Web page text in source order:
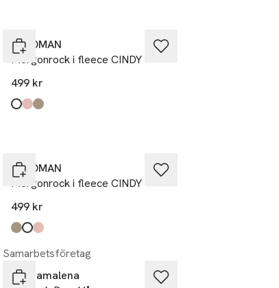
Å WOMAN
Morgonrock i fleece CINDY
499 kr
Produkten finns i färgerna:
Offwhite
Pink,
Mole,
Å WOMAN
Morgonrock i fleece CINDY
499 kr
Produkten finns i färgerna:
Mole,
Offwhite
Pink,
Samarbetsföretag
emmamalena